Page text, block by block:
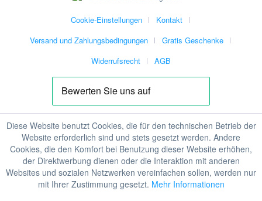
Cookie-Einstellungen
Kontakt
Versand und Zahlungsbedingungen
Gratis Geschenke
Widerrufsrecht
AGB
Diese Website benutzt Cookies, die für den technischen Betrieb der
Website erforderlich sind und stets gesetzt werden. Andere
Cookies, die den Komfort bei Benutzung dieser Website erhöhen,
der Direktwerbung dienen oder die Interaktion mit anderen
Websites und sozialen Netzwerken vereinfachen sollen, werden nur
mit Ihrer Zustimmung gesetzt. Mehr Informationen